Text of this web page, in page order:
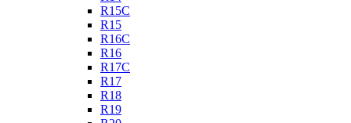
R15C
R15
R16C
R16
R17C
R17
R18
R19